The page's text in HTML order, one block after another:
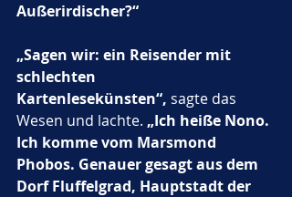
Außerirdischer?“
„Sagen wir: ein Reisender mit
schlechten
Kartenlesekünsten“, sagte das
Wesen und lachte. „Ich heiße Nono.
Ich komme vom Marsmond
Phobos. Genauer gesagt aus dem
Dorf Fluffelgrad, Hauptstadt der